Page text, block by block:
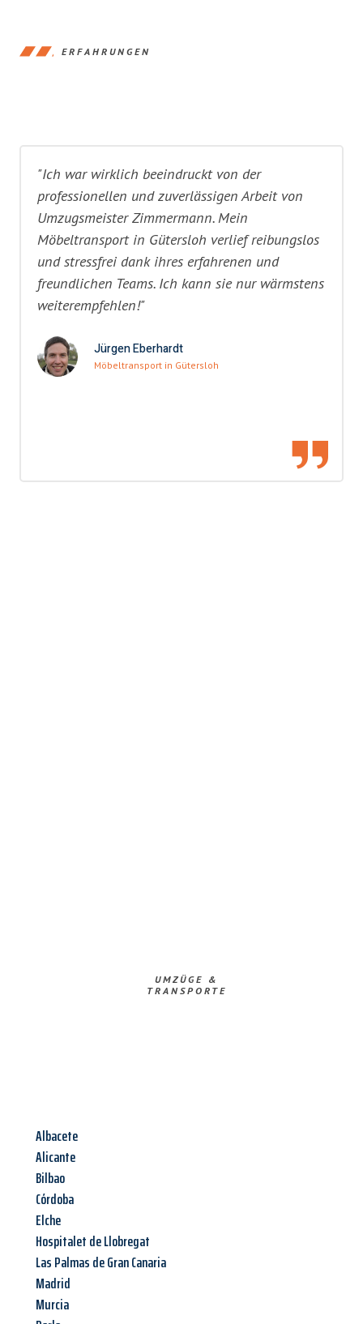
ERFAHRUNGEN
"Ich war wirklich beeindruckt von der
professionellen und zuverlässigen Arbeit von
Umzugsmeister Zimmermann. Mein
Möbeltransport in Gütersloh verlief reibungslos
und stressfrei dank ihres erfahrenen und
freundlichen Teams. Ich kann sie nur wärmstens
weiterempfehlen!"
Jürgen Eberhardt
Möbeltransport in Gütersloh
UMZÜGE &
TRANSPORTE
Albacete
Alicante
Bilbao
Córdoba
Elche
Hospitalet de Llobregat
Las Palmas de Gran Canaria
Madrid
Murcia